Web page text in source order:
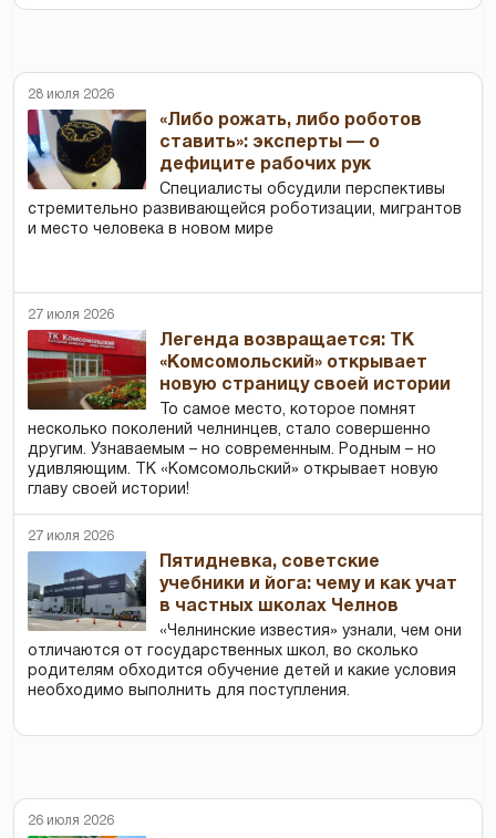
28 июля 2026
«Либо рожать, либо роботов
ставить»: эксперты — о
дефиците рабочих рук
Специалисты обсудили перспективы
стремительно развивающейся роботизации, мигрантов
и место человека в новом мире
27 июля 2026
Легенда возвращается: ТК
«Комсомольский» открывает
новую страницу своей истории
То самое место, которое помнят
несколько поколений челнинцев, стало совершенно
другим. Узнаваемым – но современным. Родным – но
удивляющим. ТК «Комсомольский» открывает новую
главу своей истории!
27 июля 2026
Пятидневка, советские
учебники и йога: чему и как учат
в частных школах Челнов
«Челнинские известия» узнали, чем они
отличаются от государственных школ, во сколько
родителям обходится обучение детей и какие условия
необходимо выполнить для поступления.
26 июля 2026